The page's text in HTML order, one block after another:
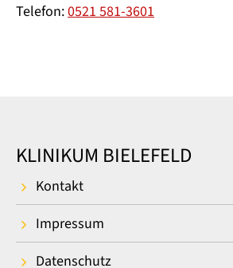
Telefon:0521 581-3601
KLINIKUM BIELEFELD
Kontakt
Impressum
Datenschutz